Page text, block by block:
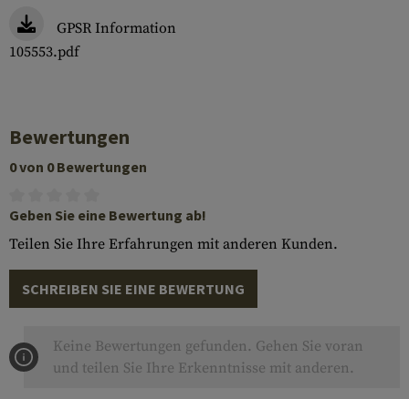
GPSR Information
105553.pdf
Bewertungen
0 von 0 Bewertungen
Geben Sie eine Bewertung ab!
Teilen Sie Ihre Erfahrungen mit anderen Kunden.
SCHREIBEN SIE EINE BEWERTUNG
Keine Bewertungen gefunden. Gehen Sie voran
und teilen Sie Ihre Erkenntnisse mit anderen.